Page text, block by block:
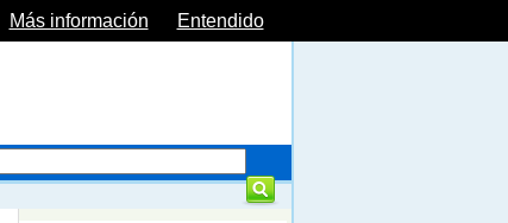
Más información Entendido